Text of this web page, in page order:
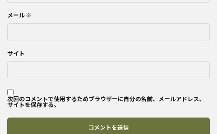
メール ※
サイト
次回のコメントで使用するためブラウザーに自分の名前、メールアドレス、
サイトを保存する。